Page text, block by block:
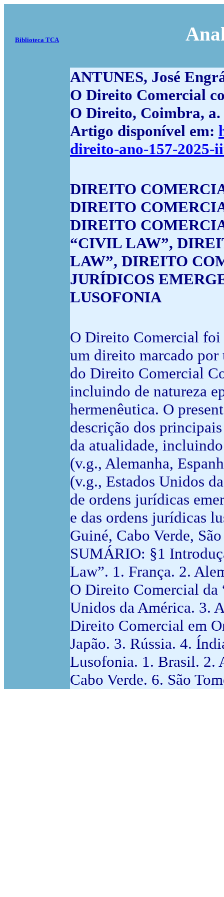
Biblioteca TCA
ANTUNES, José
O Direito Comercial
O Direito, Coimbra, a.
Artigo disponível em:
direito-ano-157-2025-
DIREITO
DIREITO
DIREITO
“CIVIL LAW”,
LAW”, DIREITO
JURÍDICOS
LUSOFONIA
O Direito Comercial foi
um direito marcado
do Direito Comercial
incluindo de natureza
hermenêutica. O
descrição dos
da atualidade,
(v.g., Alemanha,
(v.g., Estados Unidos
de ordens jurídicas
e das ordens jurídicas
Guiné, Cabo Verde,
SUMÁRIO: §1
Law”. 1. França. 2.
O Direito Comercial da
Unidos da América. 3.
Direito Comercial em
Japão. 3. Rússia. 4.
Lusofonia. 1. Brasil. 2.
Cabo Verde. 6. São